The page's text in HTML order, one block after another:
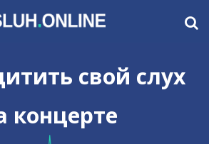
свой слух
концерте